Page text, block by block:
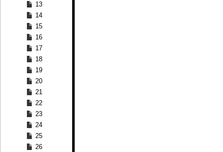
13
14
15
16
17
18
19
20
21
22
23
24
25
26